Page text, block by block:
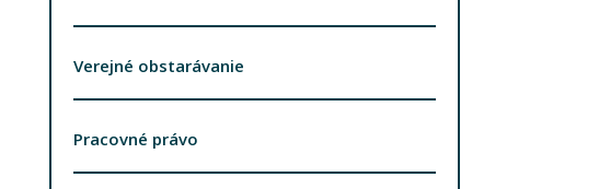
Verejné obstarávanie
Pracovné právo